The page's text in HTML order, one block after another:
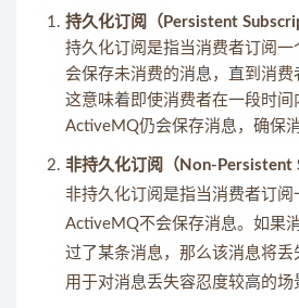
持久化订阅（Persistent
持久化订阅是指当消费者订阅
会保存未消费的消息，直到消费
这意味着即使消费者在一段时间
ActiveMQ仍会保存消息，确保
非持久化订阅（Non-Persistent
非持久化订阅是指当消费者订阅
ActiveMQ不会保存消息。如果
过了某条消息，那么该消息将
用于对消息丢失容忍度较高的场